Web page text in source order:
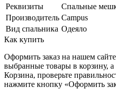
Реквизиты
Спальные
Производитель Campus
Вид спальника Одеяло
Как купить
Оформить заказ на нашем
выбранные товары в корзину,
Корзина, проверьте
нажмите кнопку «Оформить